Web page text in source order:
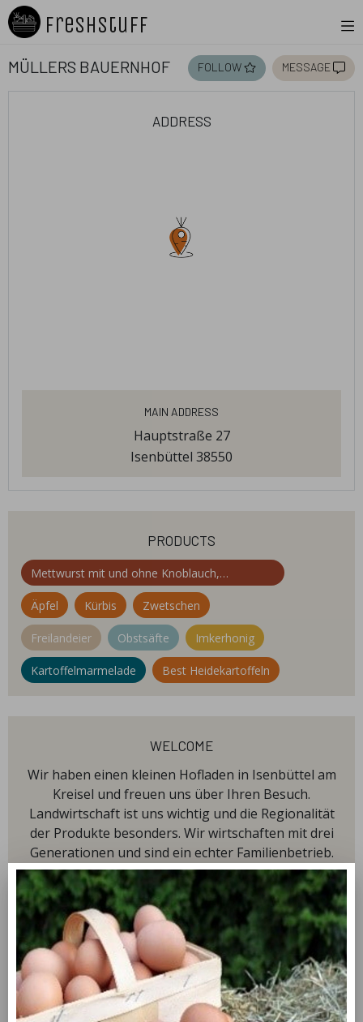
Freshstuff
Müllers Bauernhof follow message
address
Main Address
Hauptstraße 27
Isenbüttel 38550
products
Mettwurst mit und ohne Knoblauch,
geräuchert über Buchenspänen
Äpfel
Kürbis Zwetschen
Freilandeier Obstsäfte Imkerhonig
Kartoffelmarmelade Best Heidekartoffeln
welcome
Wir haben einen kleinen Hofladen in Isenbüttel am
Kreisel und freuen uns über Ihren Besuch.
Landwirtschaft ist uns wichtig und die Regionalität
der Produkte besonders. Wir wirtschaften mit drei
Generationen und sind ein echter Familienbetrieb.
Neben dem Hofladen vermieten wir Gästezimmer
und Ferienwohnungen auf unserem Hof.
our hours
Thursday